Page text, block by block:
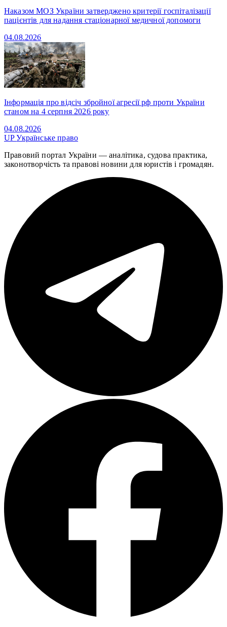
Наказом МОЗ України затверджено критерії госпіталізації
пацієнтів для надання стаціонарної медичної допомоги
04.08.2026
Інформація про відсіч збройної агресії рф проти України
станом на 4 серпня 2026 року
04.08.2026
UPУкраїнське право
Правовий портал України — аналітика, судова практика,
законотворчість та правові новини для юристів і громадян.